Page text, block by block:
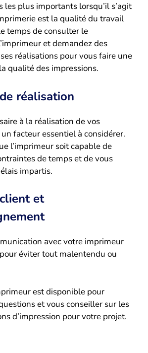
les plus importants lorsqu’il s’agit
est la qualité du travail
temps de consulter le
et demandez des
réalisations pour vous faire une
qualité des impressions.
réalisation
à la réalisation de vos
facteur essentiel à considérer.
l’imprimeur soit capable de
de temps et de vous
impartis.
et
avec votre imprimeur
éviter tout malentendu ou
est disponible pour
et vous conseiller sur les
d’impression pour votre projet.